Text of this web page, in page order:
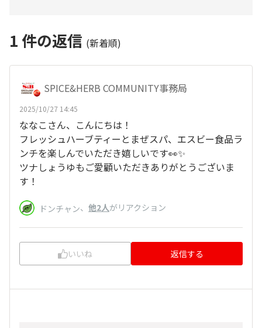
1 件の返信 (新着順)
SPICE&HERB COMMUNITY事務局
2025/10/27 14:45
ななこさん、こんにちは！
フレッシュハーブティーとまぜスパ、エスビー食品ラ
ンチを楽しんでいただき嬉しいです👀✨
ツナしょうゆもご愛顧いただきありがとうございま
す！
ドンチャン、 他2人がリアクション
いいね 返信する